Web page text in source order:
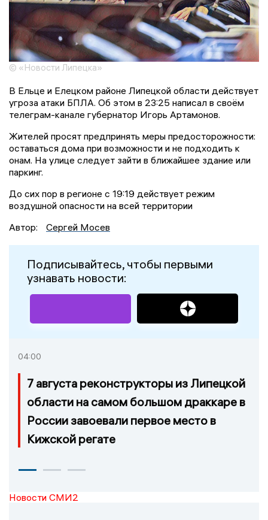
© «Новости Липецка»
В Ельце и Елецком районе Липецкой области действует
угроза атаки БПЛА. Об этом в 23:25 написал в своём
телеграм-канале губернатор Игорь Артамонов.
Жителей просят предпринять меры предосторожности:
оставаться дома при возможности и не подходить к
онам. На улице следует зайти в ближайшее здание или
паркинг.
До сих пор в регионе с 19:19 действует режим
воздушной опасности на всей территории
Автор:
Сергей Мосев
Подписывайтесь, чтобы первыми
узнавать новости:
04:00
7 августа реконструкторы из Липецкой
области на самом большом драккаре в
России завоевали первое место в
Кижской регате
Новости СМИ2